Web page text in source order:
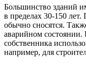
Большинство зданий
в пределах 30-150
обычно сносятся.
аварийном
собственника
например, для